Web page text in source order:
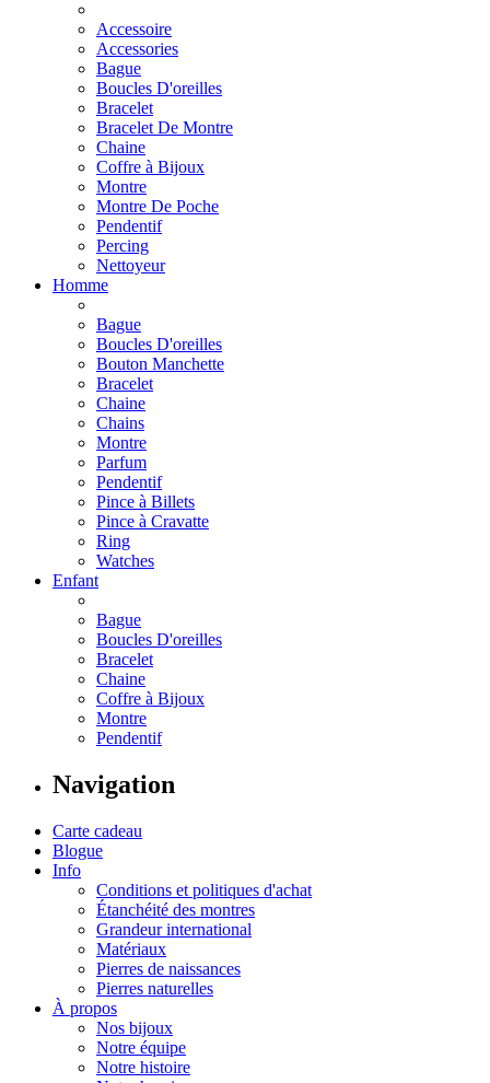
Accessoire
Accessories
Bague
Boucles D'oreilles
Bracelet
Bracelet De Montre
Chaine
Coffre à Bijoux
Montre
Montre De Poche
Pendentif
Percing
Nettoyeur
Homme
Bague
Boucles D'oreilles
Bouton Manchette
Bracelet
Chaine
Chains
Montre
Parfum
Pendentif
Pince à Billets
Pince à Cravatte
Ring
Watches
Enfant
Bague
Boucles D'oreilles
Bracelet
Chaine
Coffre à Bijoux
Montre
Pendentif
Navigation
Carte cadeau
Blogue
Info
Conditions et politiques d'achat
Étanchéité des montres
Grandeur international
Matériaux
Pierres de naissances
Pierres naturelles
À propos
Nos bijoux
Notre équipe
Notre histoire